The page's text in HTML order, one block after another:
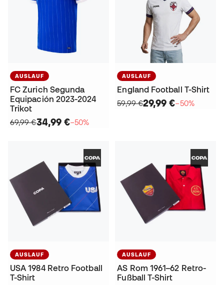
AUSLAUF
FC Zurich Segunda
Equipación 2023-2024
Trikot
69,99 €34,99 €−50%
AUSLAUF
England Football T-Shirt
59,99 €29,99 €−50%
AUSLAUF
USA 1984 Retro Football
T-Shirt
AUSLAUF
AS Rom 1961–62 Retro-
Fußball T-Shirt